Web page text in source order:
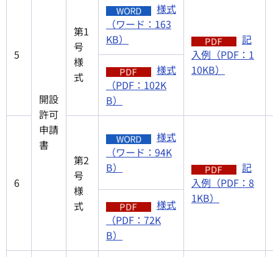
5
開設
許可
申請
書
第1
号
様
式
様式
（ワード：163
KB）
記
入例（PDF：1
10KB）
様式
（PDF：102K
B）
6
第2
号
様
式
様式
（ワード：94K
B）
記
入例（PDF：8
1KB）
様式
（PDF：72K
B）